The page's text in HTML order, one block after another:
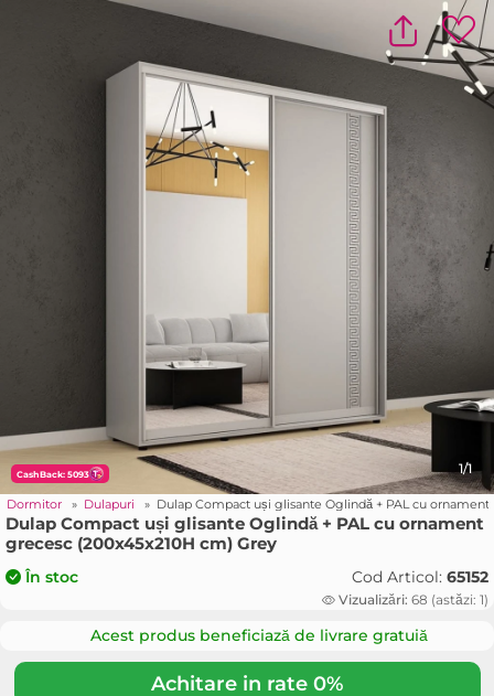
CashBack: 5093 1/1
Dormitor » Dulapuri » Dulap Compact uși glisante Oglindă + PAL cu ornament
Dulap Compact uși glisante Oglindă + PAL cu ornament
grecesc (200x45x210H cm) Grey
În stoc Cod Articol: 65152
Vizualizări: 68 (astăzi: 1)
Acest produs beneficiază de livrare gratuiă
Achitare in rate 0%